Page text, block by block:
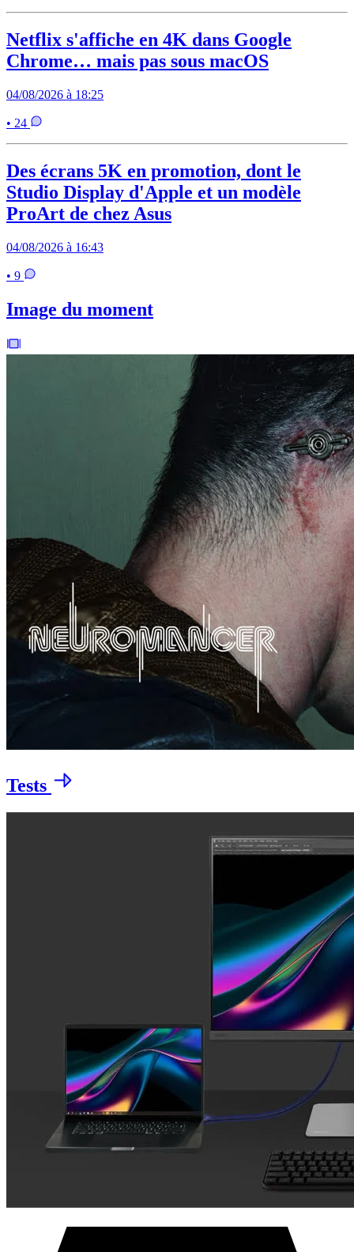
Netflix s'affiche en 4K dans Google
Chrome… mais pas sous macOS
04/08/2026 à 18:25
• 24
Des écrans 5K en promotion, dont le
Studio Display d'Apple et un modèle
ProArt de chez Asus
04/08/2026 à 16:43
• 9
Image du moment
Tests